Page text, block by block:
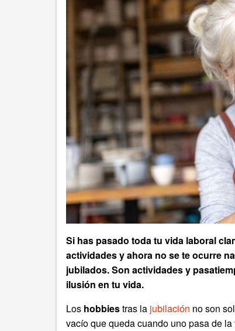
Si has pasado toda tu vida laboral
actividades y ahora no se te ocurre
jubilados. Son actividades y
ilusión en tu vida.
Los hobbiestras la jubilación no son
vacío que queda cuando uno pasa de